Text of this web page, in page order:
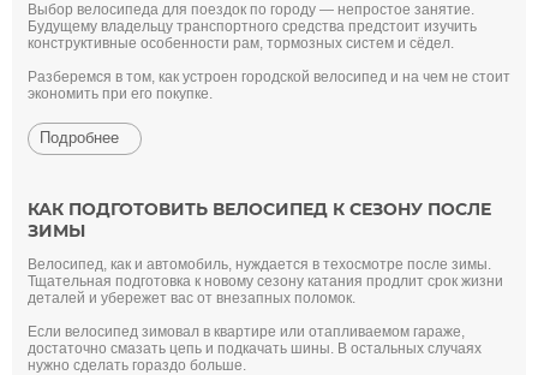
Выбор велосипеда для поездок по городу — непростое занятие.
Будущему владельцу транспортного средства предстоит изучить
конструктивные особенности рам, тормозных систем и сёдел.
Разберемся в том, как устроен городской велосипед и на чем не стоит
экономить при его покупке.
Подробнее
КАК ПОДГОТОВИТЬ ВЕЛОСИПЕД К СЕЗОНУ ПОСЛЕ
ЗИМЫ
Велосипед, как и автомобиль, нуждается в техосмотре после зимы.
Тщательная подготовка к новому сезону катания продлит срок жизни
деталей и убережет вас от внезапных поломок.
Если велосипед зимовал в квартире или отапливаемом гараже,
достаточно смазать цепь и подкачать шины. В остальных случаях
нужно сделать гораздо больше.